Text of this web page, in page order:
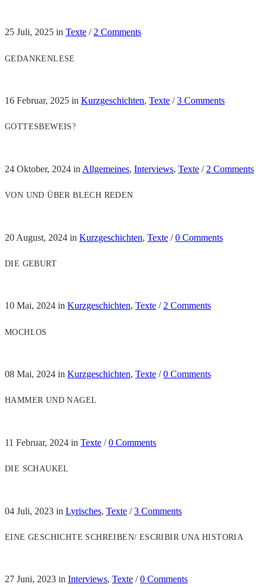
25 Juli, 2025 in Texte / 2 Comments
GEDANKENLESE
16 Februar, 2025 in Kurzgeschichten, Texte /3 Comments
GOTTESBEWEIS?
24 Oktober, 2024 in Allgemeines, Interviews, Texte / 2 Comments
VON UND ÜBER BLECH REDEN
20 August, 2024 in Kurzgeschichten, Texte /0 Comments
DIE GEBURT
10 Mai, 2024 in Kurzgeschichten, Texte / 2 Comments
MOCHLOS
08 Mai, 2024 in Kurzgeschichten, Texte /0 Comments
HAMMER UND NAGEL
11 Februar, 2024 in Texte /0 Comments
DIE SCHAUKEL
04 Juli, 2023 in Lyrisches, Texte /3 Comments
EINE GESCHICHTE SCHREIBEN/ ESCRIBIR UNA HISTORIA
27 Juni, 2023 in Interviews, Texte /0 Comments